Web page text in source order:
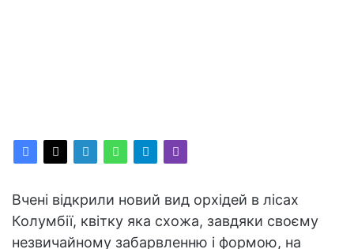
Вчені відкрили новий вид орхідей в лісах
Колумбії, квітку яка схожа, завдяки своєму
незвичайному забарвленню і формою, на